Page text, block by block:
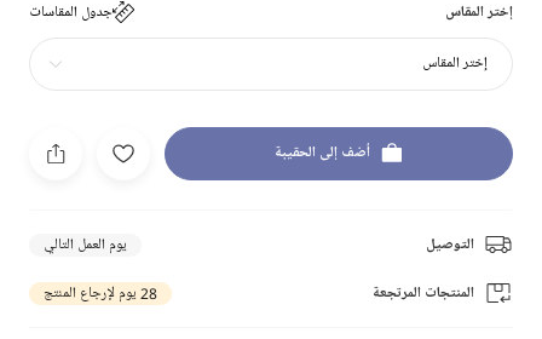
إختر المقاس جدول المقاسات
إختر المقاس
أضف إلى الحقيبة
التوصيل يوم العمل التالي
المنتجات المرتجعة 28 يوم لإرجاع المنتج